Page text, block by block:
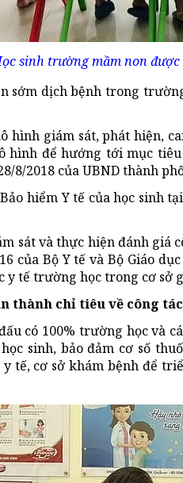
sinh trường mầm non
sớm dịch bệnh trong
hình giám sát, phát hiện,
hình để hướng tới mục
8/2018 của UBND thành
hiểm Y tế của học sinh
sát và thực hiện đánh giá
của Bộ Y tế và Bộ Giáo
y tế trường học trong cơ sở
thành chỉ tiêu về công
có 100% trường học và
sinh, bảo đảm cơ số
tế, cơ sở khám bệnh để